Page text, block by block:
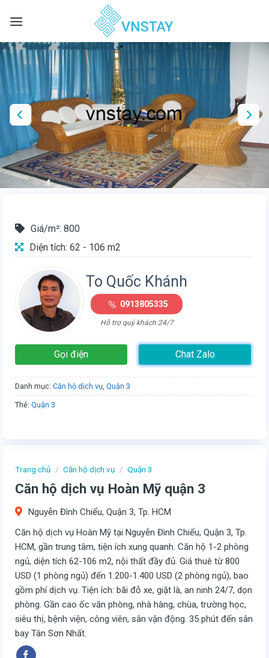
Trang chủ / Căn hộ dịch vụ / Quận 3
Căn hộ dịch vụ Hoàn Mỹ quận 3
Nguyễn Đình Chiểu, Quận 3, Tp. HCM
Căn hộ dịch vụ Hoàn Mỹ tại Nguyễn Đình Chiểu, Quận 3, Tp.
HCM, gần trung tâm, tiện ích xung quanh. Căn hộ 1-2 phòng
ngủ, diện tích 62-106 m2, nội thất đầy đủ. Giá thuê từ 800
USD (1 phòng ngủ) đến 1.200-1.400 USD (2 phòng ngủ), bao
gồm phí dịch vụ. Tiện ích: bãi đỗ xe, giặt là, an ninh 24/7, dọn
phòng. Gần cao ốc văn phòng, nhà hàng, chùa, trường học,
siêu thị, bệnh viện, công viên, sân vận động. 35 phút đến sân
bay Tân Sơn Nhất.
Giá/m²: 800
Diện tích: 62 - 106 m2
To Quốc Khánh
0913805335
Hỗ trợ quý khách 24/7
Gọi điện Chat Zalo
Danh mục: Căn hộ dịch vụ Quận 3
Thẻ: Quận 3